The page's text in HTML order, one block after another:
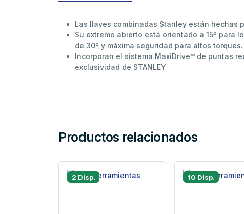
Las llaves combinadas Stanley están hechas
Su extremo abierto está orientado a 15º para
de 30º y máxima seguridad para altos torques.
Incorporan el sistema MaxiDrive™ de puntas
exclusividad de STANLEY
Productos relacionados
2 Disp. 10 Disp.